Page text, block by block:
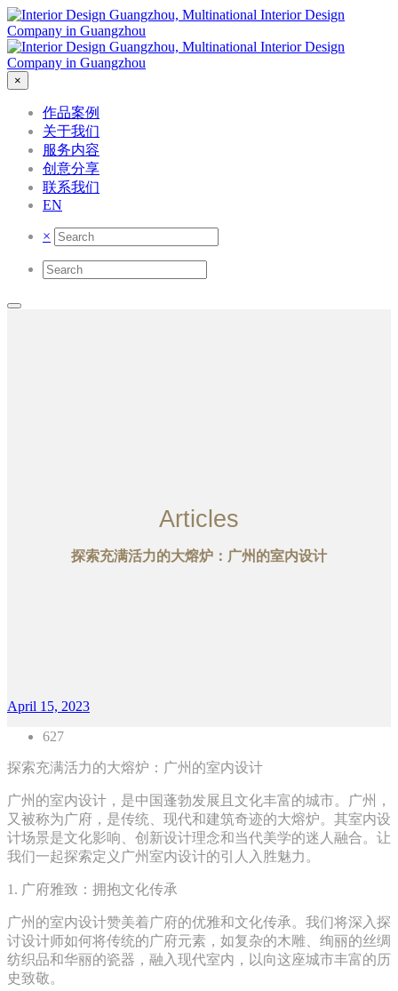
×
作品案例
关于我们
服务内容
创意分享
联系我们
EN
×
Articles
探索充满活力的大熔炉：广州的室内设计
April 15, 2023
627
探索充满活力的大熔炉：广州的室内设计
广州的室内设计，是中国蓬勃发展且文化丰富的城市。广州，
又被称为广府，是传统、现代和建筑奇迹的大熔炉。其室内设
计场景是文化影响、创新设计理念和当代美学的迷人融合。让
我们一起探索定义广州室内设计的引人入胜魅力。
1. 广府雅致：拥抱文化传承
广州的室内设计赞美着广府的优雅和文化传承。我们将深入探
讨设计师如何将传统的广府元素，如复杂的木雕、绚丽的丝绸
纺织品和华丽的瓷器，融入现代室内，以向这座城市丰富的历
史致敬。